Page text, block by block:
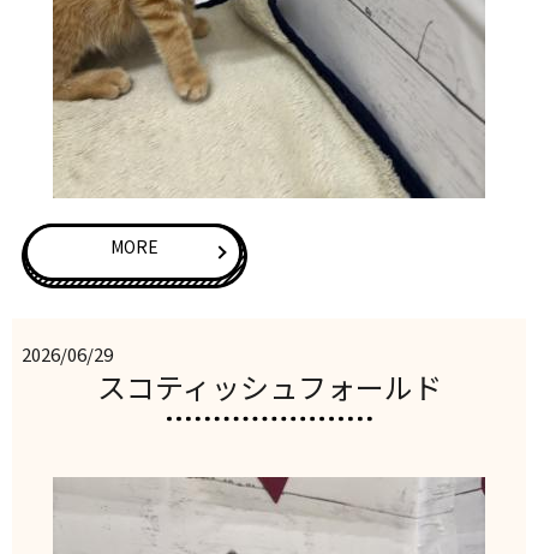
MORE
2026/06/29
スコティッシュフォールド